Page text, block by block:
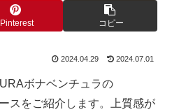
Pinterest コピー
2024.04.29 2024.07.01
ボナベンチュラの
スをご紹介します。上質感が